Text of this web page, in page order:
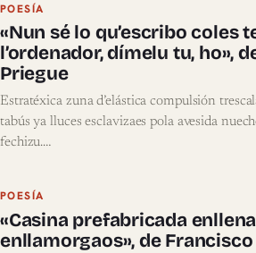
POESÍA
«Nun sé lo qu’escribo coles
l’ordenador, dímelu tu, ho»,
Priegue
Estratéxica zuna d’elástica compulsión
tabús ya lluces esclavizaes pola avesida
fechizu.…
POESÍA
«Casina prefabricada
enllamorgaos», de